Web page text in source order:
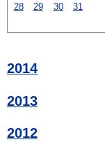
28
29 30 31
2014
2013
2012